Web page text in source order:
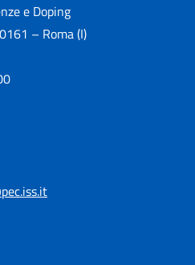
e Doping
– Roma (I)